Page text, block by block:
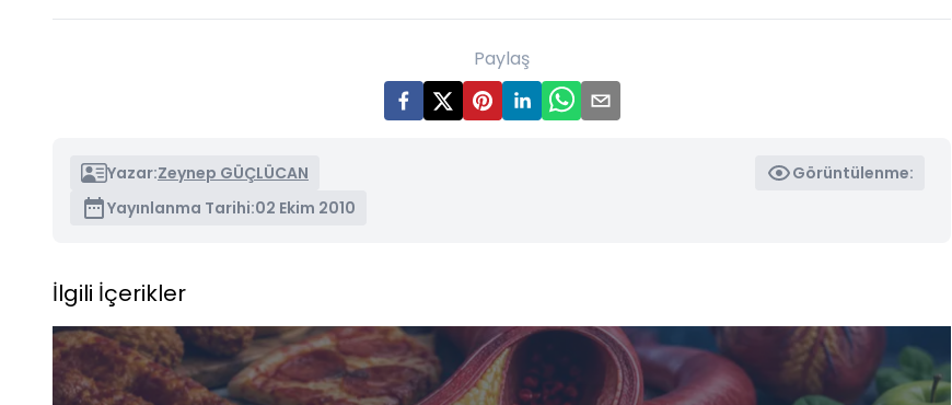
Paylaş
Yazar:Zeynep GÜÇLÜCAN
Görüntülenme:
Yayınlanma Tarihi:02 Ekim 2010
İlgili İçerikler